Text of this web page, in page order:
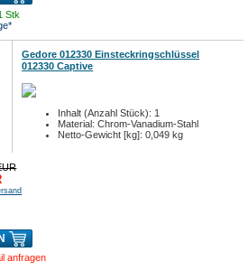
Stk
Gedore 012330 Einsteckringschlüssel
012330 Captive
Inhalt (Anzahl Stück): 1
Material: Chrom-Vanadium-Stahl
Netto-Gewicht [kg]: 0,049 kg
anfragen